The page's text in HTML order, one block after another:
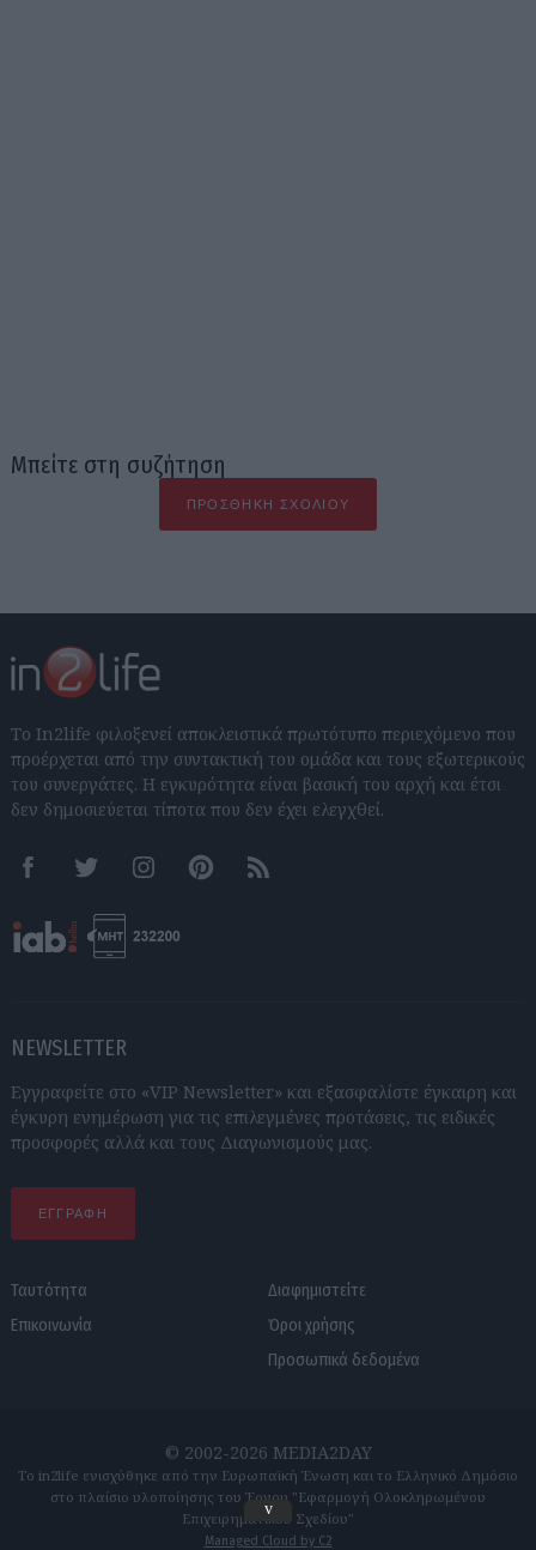
Μπείτε στη συζήτηση
ΠΡΟΣΘΉΚΗ ΣΧΟΛΊΟΥ
Το In2life φιλοξενεί αποκλειστικά πρωτότυπο περιεχόμενο που
προέρχεται από την συντακτική του ομάδα και τους εξωτερικούς
του συνεργάτες. Η εγκυρότητα είναι βασική του αρχή και έτσι
δεν δημοσιεύεται τίποτα που δεν έχει ελεγχθεί.
FacebookTwitter InstagramPinterestRSS feeds
NEWSLETTER
Εγγραφείτε στο «VIP Newsletter» και εξασφαλίστε έγκαιρη και
έγκυρη ενημέρωση για τις επιλεγμένες προτάσεις, τις ειδικές
προσφορές αλλά και τους Διαγωνισμούς μας.
ΕΓΓΡΑΦΗ
Ταυτότητα
Επικοινωνία
Διαφημιστείτε
Όροι χρήσης
Προσωπικά δεδομένα
© 2002-2026 MEDIA2DAY
Το in2life ενισχύθηκε από την Ευρωπαϊκή Ένωση και το Ελληνικό Δημόσιο
στο πλαίσιο υλοποίησης του Έργου "Εφαρμογή Ολοκληρωμένου
Επιχειρηματικού Σχεδίου"
Managed Cloud by C2
v